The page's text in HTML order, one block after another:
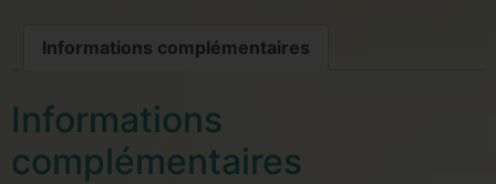
Informations complémentaires
Informations
complémentaires